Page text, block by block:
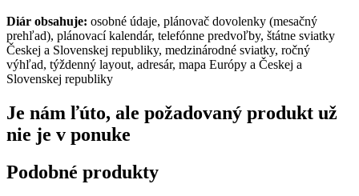
Diár obsahuje: osobné údaje, plánovač dovolenky (mesačný
prehľad), plánovací kalendár, telefónne predvoľby, štátne sviatky
Českej a Slovenskej republiky, medzinárodné sviatky, ročný
výhľad, týždenný layout, adresár, mapa Európy a Českej a
Slovenskej republiky
Je nám ľúto, ale požadovaný produkt už
nie je v ponuke
Podobné produkty